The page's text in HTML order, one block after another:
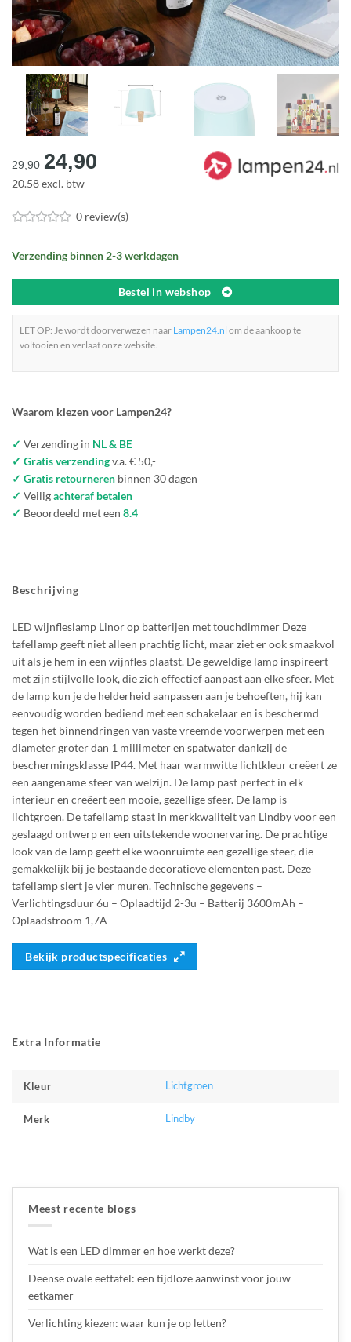
29,90 Oorspronkelijke
prijs
€29,90.
24,90
€24,90.
20.58 excl. btw
0 review(s)
Verzending binnen 2-3 werkdagen
Bestel in webshop
LET OP: Je wordt doorverwezen naar Lampen24.nl om de aankoop te
voltooien en verlaat onze website.
Waarom kiezen voor Lampen24?
✓ Verzending in NL & BE
✓ Gratis verzendingv.a. € 50,-
✓ Gratis retourneren binnen 30 dagen
✓ Veiligachteraf betalen
✓ Beoordeeld met een 8.4
Beschrijving
LED wijnfleslamp Linor op batterijen met touchdimmer Deze
tafellamp geeft niet alleen prachtig licht, maar ziet er ook smaakvol
uit als je hem in een wijnfles plaatst. De geweldige lamp inspireert
met zijn stijlvolle look, die zich effectief aanpast aan elke sfeer. Met
de lamp kun je de helderheid aanpassen aan je behoeften, hij kan
eenvoudig worden bediend met een schakelaar en is beschermd
tegen het binnendringen van vaste vreemde voorwerpen met een
diameter groter dan 1 millimeter en spatwater dankzij de
beschermingsklasse IP44. Met haar warmwitte lichtkleur creëert ze
een aangename sfeer van welzijn. De lamp past perfect in elk
interieur en creëert een mooie, gezellige sfeer. De lamp is
lichtgroen. De tafellamp staat in merkkwaliteit van Lindby voor een
geslaagd ontwerp en een uitstekende woonervaring. De prachtige
look van de lamp geeft elke woonruimte een gezellige sfeer, die
gemakkelijk bij je bestaande decoratieve elementen past. Deze
tafellamp siert je vier muren. Technische gegevens –
Verlichtingsduur 6u – Oplaadtijd 2-3u – Batterij 3600mAh –
Oplaadstroom 1,7A
Bekijk productspecificaties
Extra Informatie
Kleur Lichtgroen
Merk Lindby
Meest recente blogs
Wat is een LED dimmer en hoe werkt deze?
Deense ovale eettafel: een tijdloze aanwinst voor jouw
eetkamer
Verlichting kiezen: waar kun je op letten?